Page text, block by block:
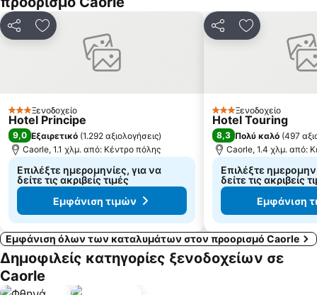
Venice Simplon Orient Express
Giudecca
ΚοινοποίησηΠροσθήκη στα αγαπημένα
3 ΑστέριαΞενοδοχείο
Hotel Principe
9,0 Εξαιρετικό (1.292 αξιολογήσεις)
Caorle, 1.1 χλμ. από: Κέντρο πόλης
Επιλέξτε ημερομηνίες, για να
δείτε τις ακριβείς τιμές
Εμφάνιση τιμών
ΚοινοποίησηΠροσθήκη
3 ΑστέριαΞενοδοχείο
Hotel Touring
8,3 Πολύ καλό (497
Caorle, 1.4 χλμ. από:
Επιλέξτε
δείτε τις ακριβείς
Εμφάνιση
Εμφάνιση όλων των καταλυμάτων στον προορισμό Caorle
Δημοφιλείς κατηγορίες ξενοδοχείων σε
Caorle